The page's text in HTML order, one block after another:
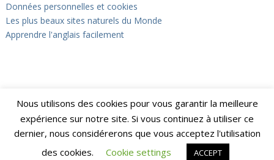
Données personnelles et cookies
Les plus beaux sites naturels du Monde
Apprendre l'anglais facilement
Nous utilisons des cookies pour vous garantir la meilleure
expérience sur notre site. Si vous continuez à utiliser ce
dernier, nous considérerons que vous acceptez l'utilisation
des cookies.
Cookie settings ACCEPT